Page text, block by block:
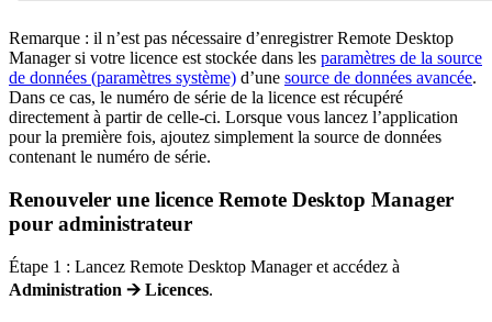
Remarque : il n’est pas nécessaire d’enregistrer Remote Desktop
Manager si votre licence est stockée dans les paramètres de la source
de données (paramètres système) d’une source de données avancée.
Dans ce cas, le numéro de série de la licence est récupéré
directement à partir de celle-ci. Lorsque vous lancez l’application
pour la première fois, ajoutez simplement la source de données
contenant le numéro de série.
Renouveler une licence Remote Desktop Manager
pour administrateur
Étape 1 : Lancez Remote Desktop Manager et accédez à
Administration 🡪 Licences.